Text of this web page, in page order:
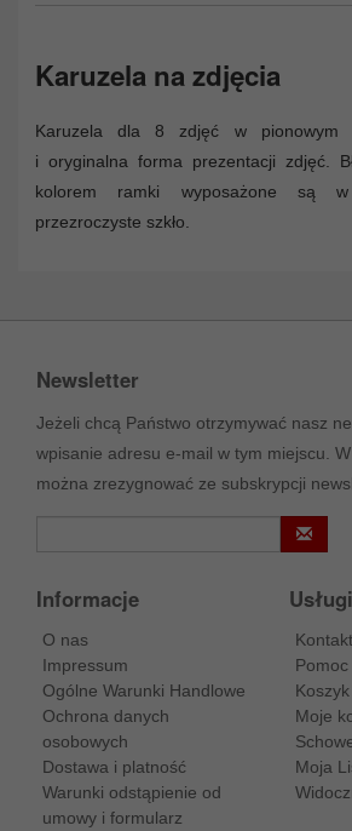
Karuzela na zdjęcia
Karuzela dla 8 zdjęć w pionowym
i oryginalna forma prezentacji zdjęć.
kolorem ramki wyposażone są
przezroczyste szkło.
Newsletter
Jeżeli chcą Państwo otrzymywać nasz
wpisanie adresu e-mail w tym miejscu.
można zrezygnować ze subskrypcji
Informacje
O nas
Impressum
Ogólne Warunki Handlowe
Ochrona danych
osobowych
Dostawa i platność
Warunki odstąpienie od
umowy i formularz
Usługi
Kontakt
Pomoc
Koszyk
Moje
Moja